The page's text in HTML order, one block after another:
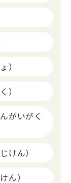
）
）
がいがく
けん）
ん）